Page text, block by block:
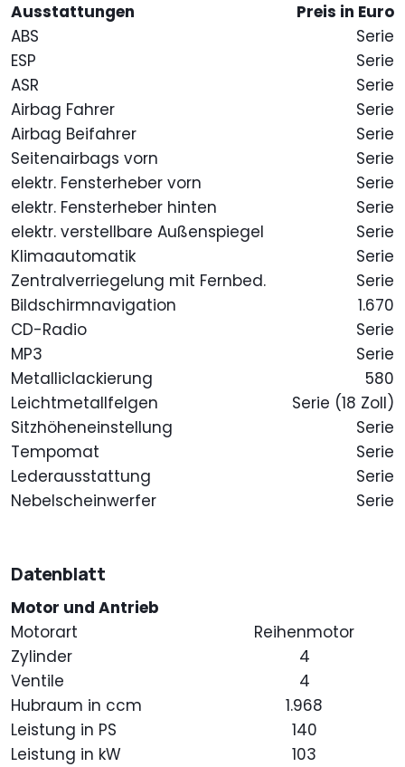
Ausstattungen
Preis in Euro
ABS
Serie
ESP
Serie
ASR
Serie
Airbag Fahrer
Serie
Airbag Beifahrer
Serie
Seitenairbags vorn
Serie
elektr. Fensterheber vorn
Serie
elektr. Fensterheber hinten
Serie
elektr. verstellbare Außenspiegel
Serie
Klimaautomatik
Serie
Zentralverriegelung mit Fernbed.
Serie
Bildschirmnavigation
1.670
CD-Radio
Serie
MP3
Serie
Metalliclackierung
580
Leichtmetallfelgen
Serie (18 Zoll)
Sitzhöheneinstellung
Serie
Tempomat
Serie
Lederausstattung
Serie
Nebelscheinwerfer
Serie
Datenblatt
Motor und Antrieb
Motorart
Reihenmotor
Zylinder
4
Ventile
4
Hubraum in ccm
1.968
Leistung in PS
140
Leistung in kW
103